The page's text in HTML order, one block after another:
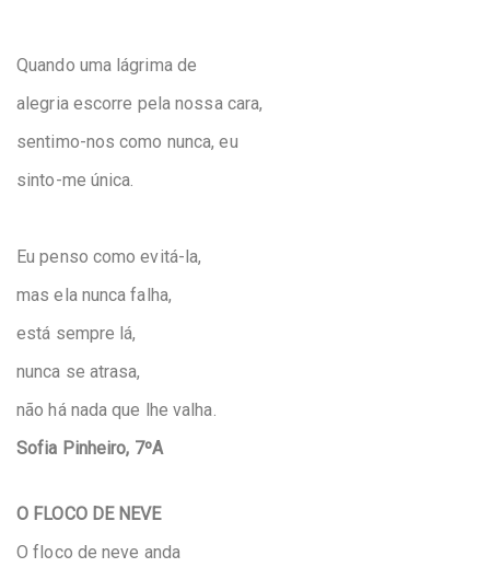
Quando uma lágrima de
alegria escorre pela nossa cara,
sentimo-nos como nunca, eu
sinto-me única.
Eu penso como evitá-la,
mas ela nunca falha,
está sempre lá,
nunca se atrasa,
não há nada que lhe valha.
Sofia Pinheiro, 7ºA
O FLOCO DE NEVE
O floco de neve anda